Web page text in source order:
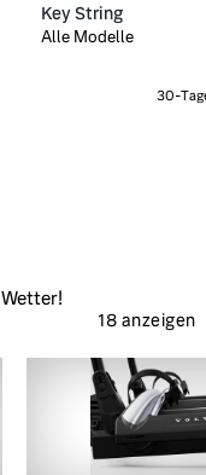
Key String
Alle Modelle
30-
18 anzeigen